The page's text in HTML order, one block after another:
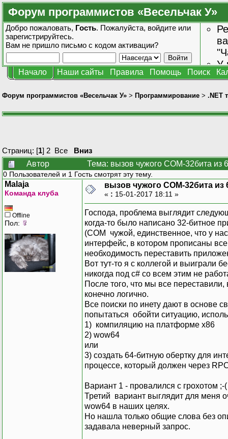
Форум программистов «Весельчак У»
Добро пожаловать, Гость. Пожалуйста, войдите или
зарегистрируйтесь.
Вам не пришло письмо с кодом активации?
У
Начало Наши сайты Правила Помощь Поиск
Форум программистов «Весельчак У» > Программирование > .NET
Страниц: [1] 2 Все
Вниз
Автор
Тема: вызов чужого COM-32бита из
0 Пользователей и 1 Гость смотрят эту тему.
Malaja
Команда клуба
Offline
Пол:
вызов чужого COM-32бита
« : 15-01-2017 18:11 »
Господа, проблема выглядит
когда-то было написано 32-битное
(COM чужой, единственное, что у
интерфейс, в котором прописаны
необходимость переставить
Вот тут-то я с коллегой и выиграли
никогда под с# со всем этим не
После того, что мы все
конечно логично.
Все поиски по инету дают в основе
попытаться обойти ситуацию,
1) компиляцию на платформе х86
2) wow64
или
3) создать 64-битную обертку для
процессе, который должен через
Вариант 1 - провалился с грохотом ;-(
Третий вариант выглядит для меня
wow64 в наших целях.
Но нашла только общие слова без
задавала неверный запрос.